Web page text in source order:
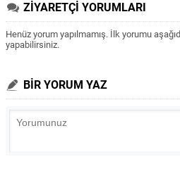
ZİYARETÇİ YORUMLARI
Henüz yorum yapılmamış. İlk yorumu
yapabilirsiniz.
BİR YORUM YAZ